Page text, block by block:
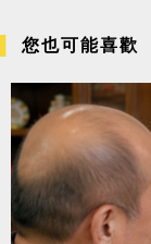
您也可能喜歡